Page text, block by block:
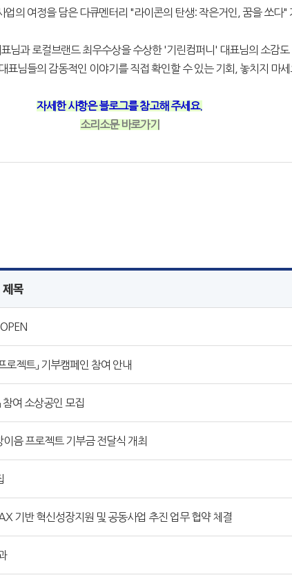
의 여정을 담은 다큐멘터리 "라이콘의 탄생: 작은거인, 꿈을 쏘다"
님과 로컬브랜드 최우수상을 수상한 '기린컴퍼니' 대표님의 소감도
표님들의 감동적인 이야기를 직접 확인할 수 있는 기회, 놓치지 마
자세한 사항은 블로그를 참고해 주세요.
소리소문 바로가기
제목
로젝트」 기부캠페인 참여 안내
참여 소상공인 모집
음 프로젝트 기부금 전달식 개최
기반 혁신성장지원 및 공동사업 추진 업무 협약 체결